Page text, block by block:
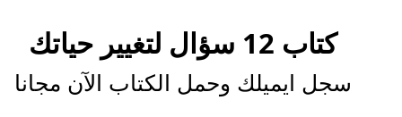
كتاب 12 سؤال لتغيير حياتك
سجل ايميلك وحمل الكتاب الآن مجانا